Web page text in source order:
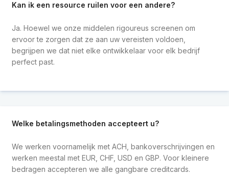
Kan ik een resource ruilen voor een andere?
Ja. Hoewel we onze middelen rigoureus screenen om
ervoor te zorgen dat ze aan uw vereisten voldoen,
begrijpen we dat niet elke ontwikkelaar voor elk bedrijf
perfect past.
Welke betalingsmethoden accepteert u?
We werken voornamelijk met ACH, bankoverschrijvingen en
werken meestal met EUR, CHF, USD en GBP. Voor kleinere
bedragen accepteren we alle gangbare creditcards.